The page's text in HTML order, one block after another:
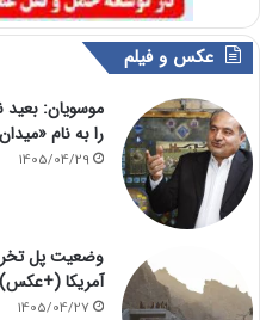
عکس و فیلم
موسویان: بعید
را به نام
1405/04/29
وضعیت پل
آمریکا (+عکس)
1405/04/27